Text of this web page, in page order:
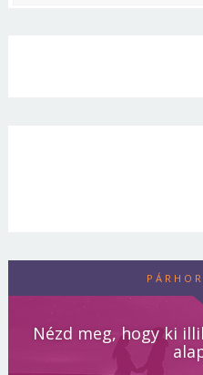
Nézd meg, hogy ki